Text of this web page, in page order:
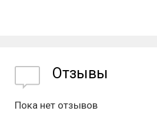
Отзывы
Пока нет отзывов